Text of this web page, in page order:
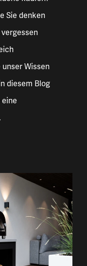
Sie denken
Wissen
diesem Blog
eine